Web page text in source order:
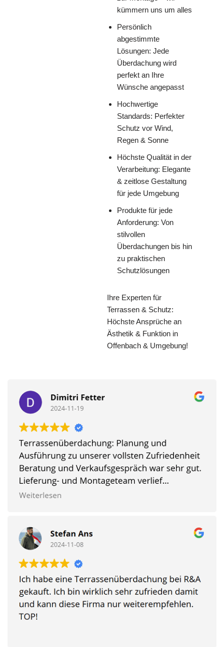
kümmern uns um alles
Persönlich
abgestimmte
Lösungen: Jede
Überdachung wird
perfekt an Ihre
Wünsche angepasst
Hochwertige
Standards: Perfekter
Schutz vor Wind,
Regen & Sonne
Höchste Qualität in der
Verarbeitung: Elegante
& zeitlose Gestaltung
für jede Umgebung
Produkte für jede
Anforderung: Von
stilvollen
Überdachungen bis hin
zu praktischen
Schutzlösungen
Ihre Experten für
Terrassen & Schutz:
Höchste Ansprüche an
Ästhetik & Funktion in
Offenbach & Umgebung!